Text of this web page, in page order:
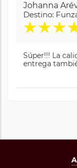
Johanna
Destino:
★★★
Súper!!! La
entrega